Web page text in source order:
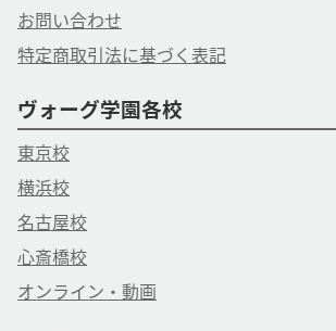
お問い合わせ
特定商取引法に基づく表記
ヴォーグ学園各校
東京校
横浜校
名古屋校
心斎橋校
オンライン・動画